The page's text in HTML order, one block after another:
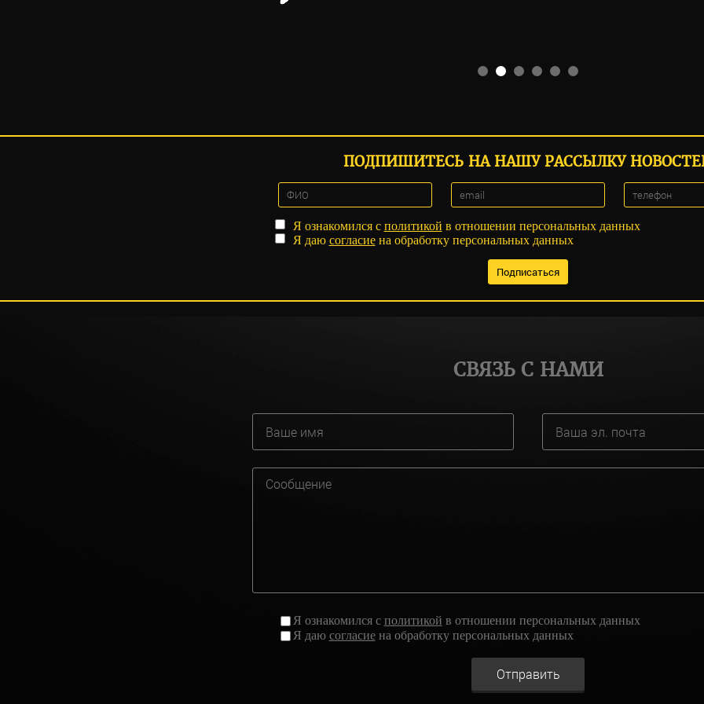
ПОДПИШИТЕСЬ НА НАШУ РАССЫЛКУ
Я ознакомился с политикой в отношении персональных данных
Я даю согласиена обработку персональных данных
СВЯЗЬ С НАМИ
Я ознакомился с политикой в отношении персональных данных
Я даю согласиена обработку персональных данных
Отправить